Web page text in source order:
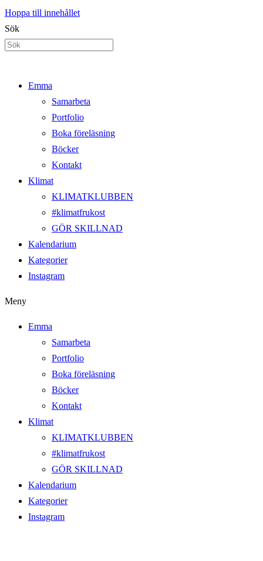
Hoppa till innehållet
Sök
Emma
Samarbeta
Portfolio
Boka föreläsning
Böcker
Kontakt
Klimat
KLIMATKLUBBEN
#klimatfrukost
GÖR SKILLNAD
Kalendarium
Kategorier
Instagram
Meny
Emma
Samarbeta
Portfolio
Boka föreläsning
Böcker
Kontakt
Klimat
KLIMATKLUBBEN
#klimatfrukost
GÖR SKILLNAD
Kalendarium
Kategorier
Instagram